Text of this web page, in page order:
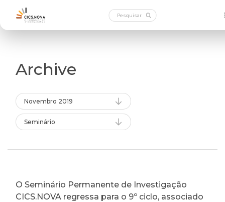
Archive
Novembro 2019
Seminário
O Seminário Permanente de Investigação
CICS.NOVA regressa para o 9º ciclo, associado